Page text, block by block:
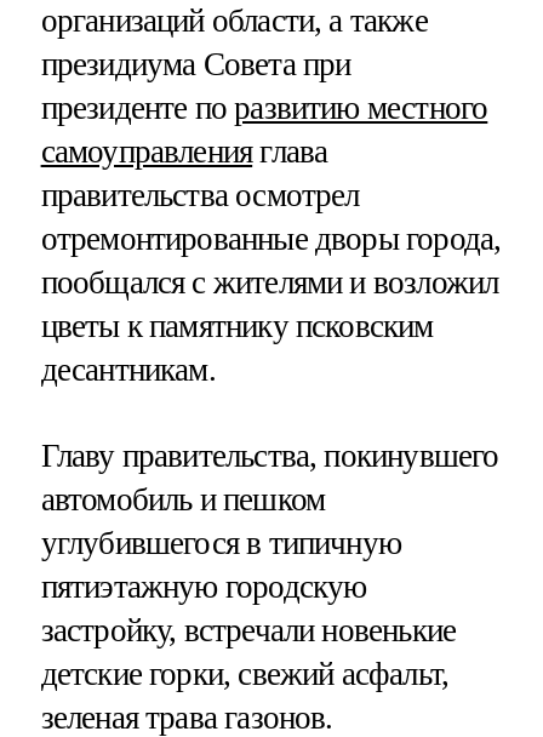
организаций области, а также
президиума Совета при
президенте поразвитию местного
самоуправленияглава
правительства осмотрел
отремонтированные дворы города,
пообщался с жителями и возложил
цветы к памятнику псковским
десантникам.
Главу правительства, покинувшего
автомобиль и пешком
углубившегося в типичную
пятиэтажную городскую
застройку, встречали новенькие
детские горки, свежий асфальт,
зеленая трава газонов.